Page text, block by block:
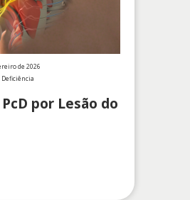
de 2026
por Lesão do